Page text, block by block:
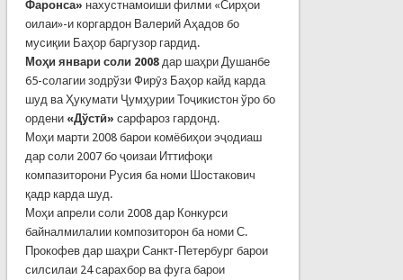
Фаронса» нахустнамоиши филми «Сирҳои
оилаи»-и коргардон Валерий Аҳадов бо
мусиқии Баҳор баргузор гардид.
Моҳи январи соли 2008дар шаҳри Душанбе
65-солагии зодрўзи Фирӯз Баҳор кайд карда
шуд ва Ҳукумати Ҷумҳурии Тоҷикистон ўро бо
ордени «Дўстӣ» сарфароз гардонд.
Моҳи марти 2008 барои комёбиҳои эҷодиаш
дар соли 2007 бо ҷоизаи Иттифоқи
компазиторони Русия ба номи Шостакович
қадр карда шуд.
Моҳи апрели соли 2008 дар Конкурси
байналмилалии композиторон ба номи С.
Прокофев дар шаҳри Санкт-Петербург барои
силсилаи 24 сарахбор ва фуга барои